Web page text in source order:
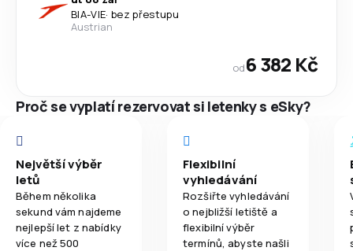
BIA-VIE· bez přestupu
Austrian
od6 382 Kč
Proč se vyplatí rezervovat si letenky s eSky?
Největší výběr
letů
Během několika
sekund vám najdeme
nejlepší let z nabídky
více než 500
Flexibilní
vyhledávání
Rozšiřte vyhledávání
o nejbližší letiště a
flexibilní výběr
termínů, abyste našli